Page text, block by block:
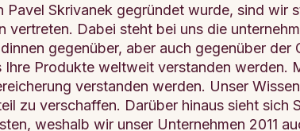
Pavel Skrivanek gegründet wurde, sind wir
Dabei steht bei uns die
gegenüber, aber auch gegenüber
Produkte weltweit verstanden werden.
verstanden werden. Unser
zu verschaffen. Darüber hinaus sieht
weshalb wir unser Unternehmen 2011